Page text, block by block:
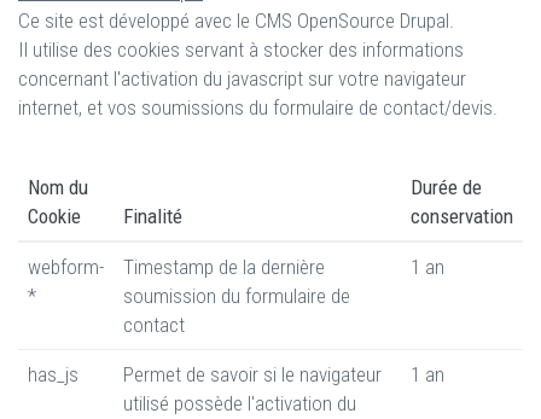
Ce site est développé avec le CMS OpenSource Drupal.
Il utilise des cookies servant à stocker des informations
concernant l'activation du javascript sur votre navigateur
internet, et vos soumissions du formulaire de contact/devis.
Nom du
Cookie
Finalité
Durée de
conservation
webform-
*
Timestamp de la dernière
soumission du formulaire de
contact
1 an
has_js
Permet de savoir si le navigateur
utilisé possède l'activation du
1 an